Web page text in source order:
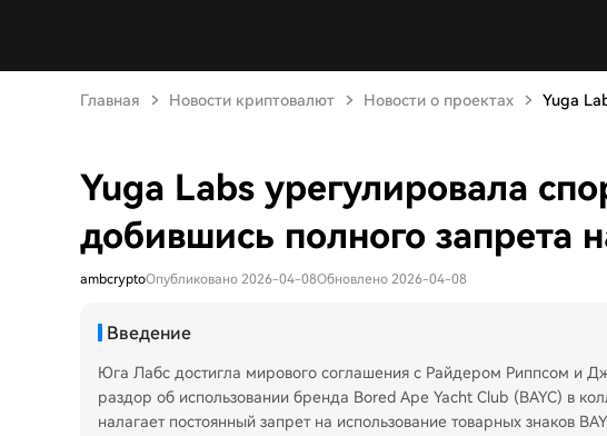
Главная Новости криптовалют Новости о проектах Yuga
Yuga Labs урегулировала
добившись полного запрета
ambcryptoОпубликовано 2026-04-08Обновлено 2026-04-08
Введение
Юга Лабс достигла мирового соглашения с Райдером Риппсом и
раздор об использовании бренда Bored Ape Yacht Club (BAYC) в
налагает постоянный запрет на использование товарных знаков